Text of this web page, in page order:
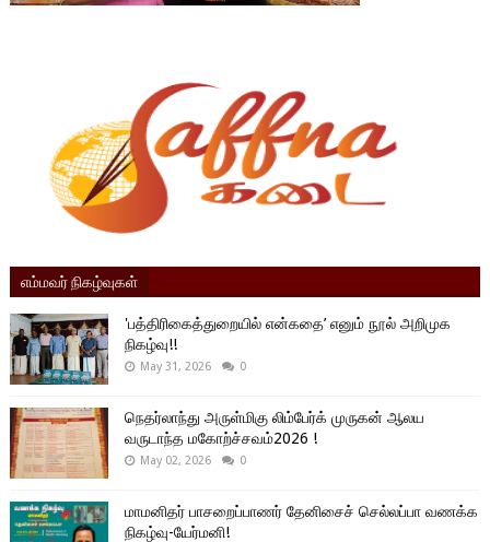
எம்மவர் நிகழ்வுகள்
'பத்திரிகைத்துறையில் என்கதை’ எனும் நூல் அறிமுக
நிகழ்வு!!
May 31, 2026 0
நெதர்லாந்து அருள்மிகு லிம்பேர்க் முருகன் ஆலய
வருடாந்த மகோற்ச்சவம்2026 !
May 02, 2026 0
மாமனிதர் பாசறைப்பாணர் தேனிசைச் செல்லப்பா வணக்க
நிகழ்வு-யேர்மனி!